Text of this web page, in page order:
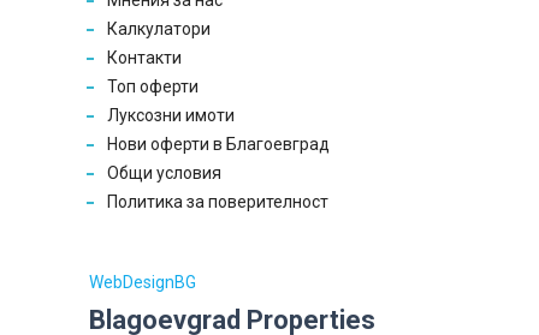
Калкулатори
Контакти
Топ оферти
Луксозни имоти
Нови оферти в Благоевград
Общи условия
Политика за поверителност
WebDesignBG
Blagoevgrad Properties